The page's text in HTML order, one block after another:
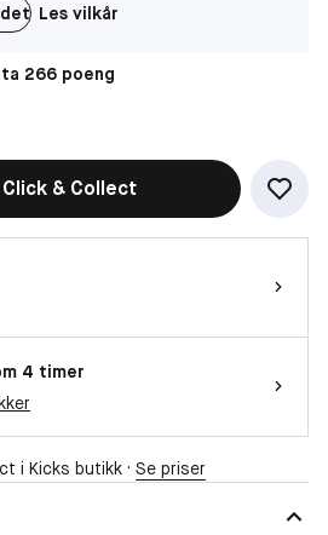
Les vilkår
266 poeng
& Collect
4 timer
i Kicks butikk · Se priser